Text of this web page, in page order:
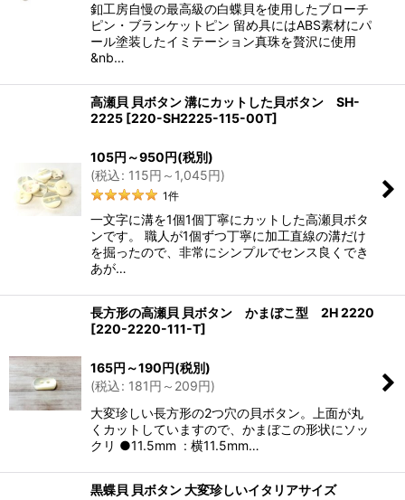
釦工房自慢の最高級の白蝶貝を使用したブローチ
ピン・ブランケットピン 留め具にはABS素材にパ
ール塗装したイミテーション真珠を贅沢に使用
&nb…
高瀬貝 貝ボタン 溝にカットした貝ボタン SH-
2225 [220-SH2225-115-00T]
105円 ～950円(税別)
(税込: 115円 ～1,045円)
1件
一文字に溝を1個1個丁寧にカットした高瀬貝ボタ
ンです。 職人が1個ずつ丁寧に加工直線の溝だけ
を掘ったので、非常にシンプルでセンス良くでき
あが…
長方形の高瀬貝 貝ボタン かまぼこ型 2H 2220
[220-2220-111-T]
165円 ～190円(税別)
(税込: 181円 ～209円)
大変珍しい長方形の2つ穴の貝ボタン。上面が丸
くカットしていますので、かまぼこの形状にソッ
クリ ●11.5mm : 横11.5mm…
黒蝶貝 貝ボタン 大変珍しいイタリアサイズ